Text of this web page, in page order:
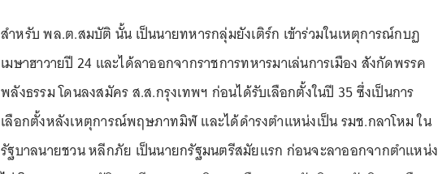
สำหรับ พล.ต.สมบัติ นั้น เป็นนายทหารกลุ่มยังเติร์ก เข้าร่วมในเหตุการณ์กบฏ
เมษาฮาวายปี 24 และได้ลาออกจากราชการทหารมาเล่นการเมือง สังกัดพรรค
พลังธรรม โดนลงสมัคร ส.ส.กรุงเทพฯ ก่อนได้รับเลือกตั้งในปี 35 ซึ่งเป็นการ
เลือกตั้งหลังเหตุการณ์พฤษภาทมิฬ และได้ดำรงตำแหน่งเป็น รมช.กลาโหม ใน
รัฐบาลนายชวน หลีกภัย เป็นนายกรัฐมนตรีสมัยแรก ก่อนจะลาออกจากตำแหน่ง